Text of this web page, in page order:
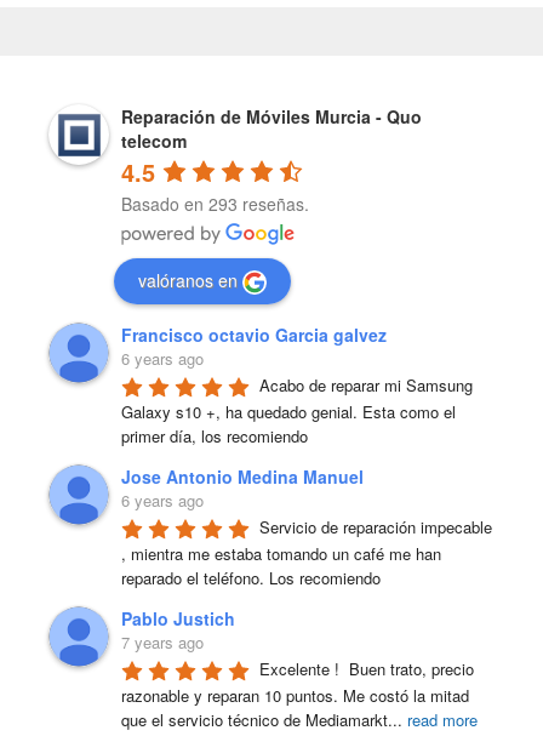
Reparación de Móviles Murcia - Quo
telecom
4.5
Basado en 293 reseñas.
valóranos en
Francisco octavio Garcia galvez
6 years ago
Acabo de reparar mi Samsung
Galaxy s10 +, ha quedado genial. Esta como el
primer día, los recomiendo
Jose Antonio Medina Manuel
6 years ago
Servicio de reparación impecable
, mientra me estaba tomando un café me han
reparado el teléfono. Los recomiendo
Pablo Justich
7 years ago
Excelente !  Buen trato, precio
razonable y reparan 10 puntos. Me costó la mitad
que el servicio técnico de Mediamarkt... read more